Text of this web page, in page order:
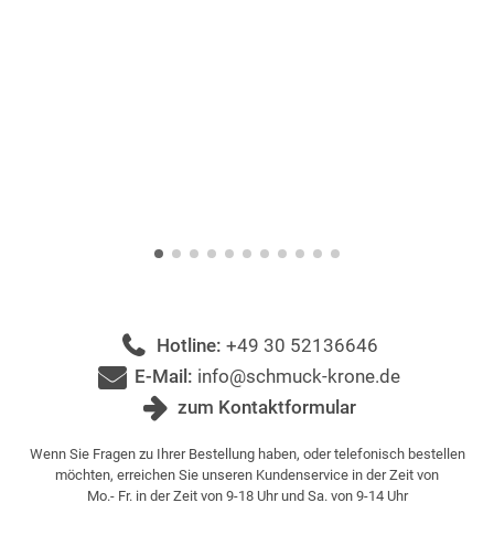
Hotline: +49 30 52136646
E-Mail: info@schmuck-krone.de
zum Kontaktformular
Wenn Sie Fragen zu Ihrer Bestellung haben, oder telefonisch bestellen
möchten, erreichen Sie unseren Kundenservice in der Zeit von
Mo.- Fr. in der Zeit von 9-18 Uhr und Sa. von 9-14 Uhr